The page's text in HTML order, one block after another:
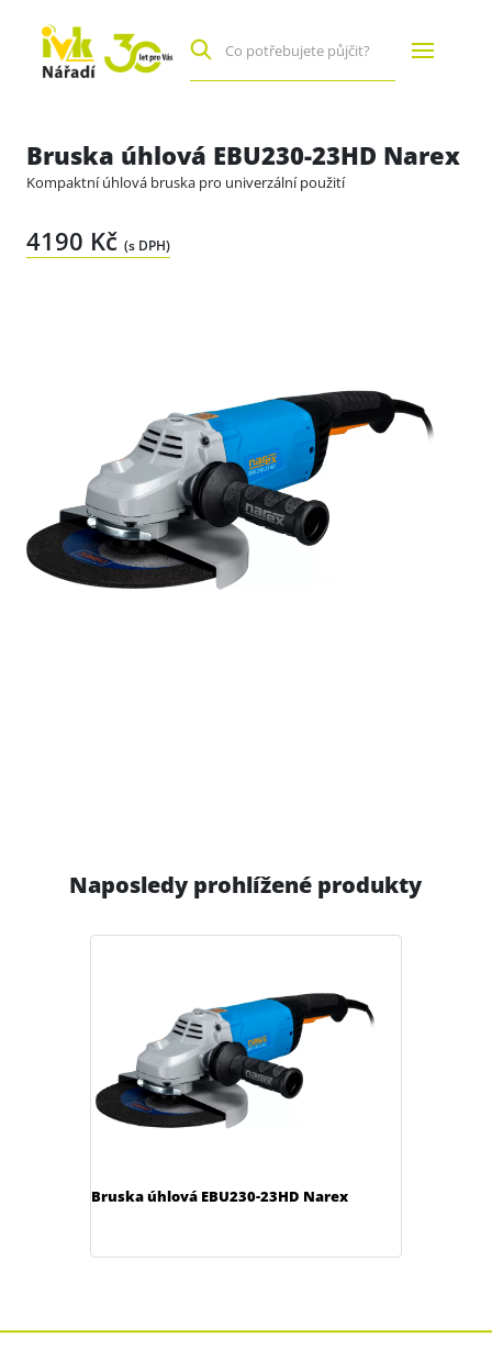
Bruska úhlová EBU230-23HD Narex
Kompaktní úhlová bruska pro univerzální použití
4190 Kč(s DPH)
Naposledy prohlížené produkty
Bruska úhlová EBU230-23HD Narex